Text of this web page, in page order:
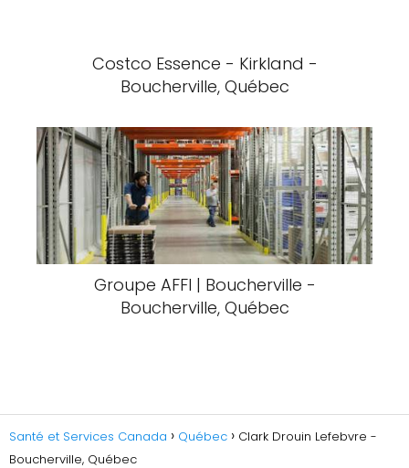
Costco Essence - Kirkland -
Boucherville, Québec
Groupe AFFI | Boucherville -
Boucherville, Québec
Santé et Services Canada Québec
Clark Drouin Lefebvre -
Boucherville, Québec